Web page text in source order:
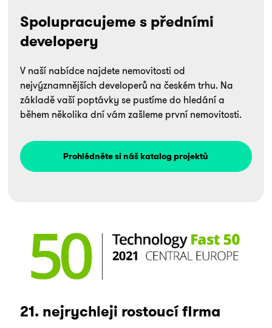
Spolupracujeme s předními
developery
V naší nabídce najdete nemovitosti od
nejvýznamnějších developerů na českém trhu. Na
základě vaší poptávky se pustíme do hledání a
během několika dní vám zašleme první nemovitosti.
Prohlédněte si náš katalog projektů
21. nejrychleji rostoucí firma